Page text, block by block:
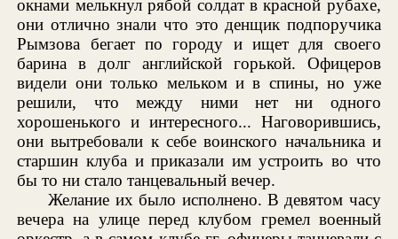
окнами мелькнул рябой солдат в красной рубахе,
они отлично знали что это денщик подпоручика
Рымзова бегает по городу и ищет для своего
барина в долг английской горькой. Офицеров
видели они только мельком и в спины, но уже
решили, что между ними нет ни одного
хорошенького и интересного... Наговорившись,
они вытребовали к себе воинского начальника и
старшин клуба и приказали им устроить во что
бы то ни стало танцевальный вечер.
Желание их было исполнено. В девятом часу
вечера на улице перед клубом гремел военный